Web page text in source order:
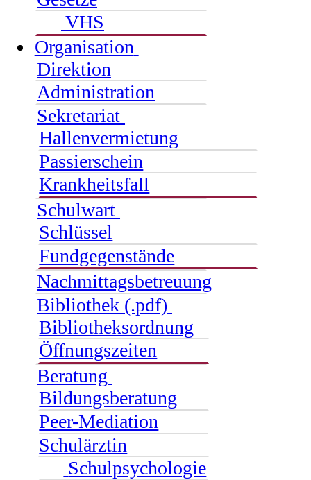
VHS
Organisation
Direktion
Administration
Sekretariat
Hallenvermietung
Passierschein
Krankheitsfall
Schulwart
Schlüssel
Fundgegenstände
Nachmittagsbetreuung
Bibliothek (.pdf)
Bibliotheksordnung
Öffnungszeiten
Beratung
Bildungsberatung
Peer-Mediation
Schulärztin
Schulpsychologie